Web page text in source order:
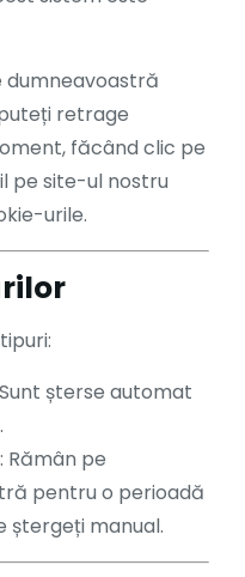
dumneavoastră
retrage
făcând clic pe
pe site-ul nostru
urile.
șterse automat
: Rămân pe
pentru o perioadă
ștergeți manual.